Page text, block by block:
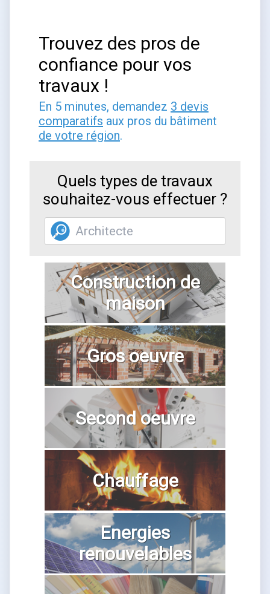
Trouvez des pros de
confiance pour vos
travaux !
En 5 minutes, demandez 3 devis
comparatifs aux pros du bâtiment
de votre région.
Quels types de travaux
souhaitez-vous effectuer ?
Construction de
maison
Gros oeuvre
Second oeuvre
Chauffage
Energies
renouvelables